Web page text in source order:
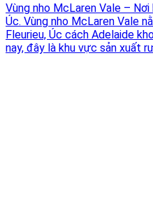
Vùng nho McLaren Vale –
Úc. Vùng nho McLaren Vale
Fleurieu, Úc cách Adelaide
nay, đây là khu vực sản xuất